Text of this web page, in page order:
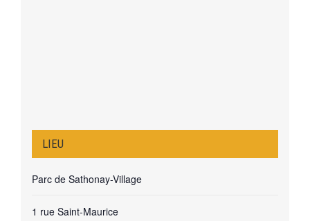
LIEU
Parc de Sathonay-Village
1 rue Saint-Maurice